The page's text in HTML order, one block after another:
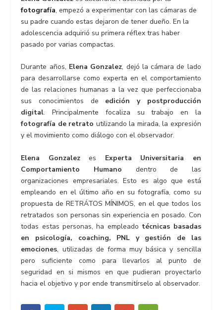
fotografía, empezó a experimentar con las cámaras de
su padre cuando estas dejaron de tener dueño. En la
adolescencia adquirió su primera réflex tras haber
pasado por varias compactas.
Durante años, Elena Gonzalez, dejó la cámara de lado
para desarrollarse como experta en el comportamiento
de las relaciones humanas a la vez que perfeccionaba
sus conocimientos de edición y postproducción
digital. Principalmente focaliza su trabajo en la
fotografía de retrato utilizando la mirada, la expresión
y el movimiento como diálogo con el observador.
Elena Gonzalezes Experta Universitaria en
Comportamiento Humano dentro de las
organizaciones empresariales. Esto es algo que está
empleando en el último año en su fotografía, como su
propuesta de RETRÁTOS MÍNIMOS, en el que todos los
retratados son personas sin experiencia en posado. Con
todas estas personas, ha empleado técnicas basadas
en psicología, coaching, PNL y gestión de las
emociones, utilizadas de forma muy básica y sencilla
pero suficiente como para llevarlos al punto de
seguridad en si mismos en que pudieran proyectarlo
hacia el objetivo y por ende transmitírselo al observador.